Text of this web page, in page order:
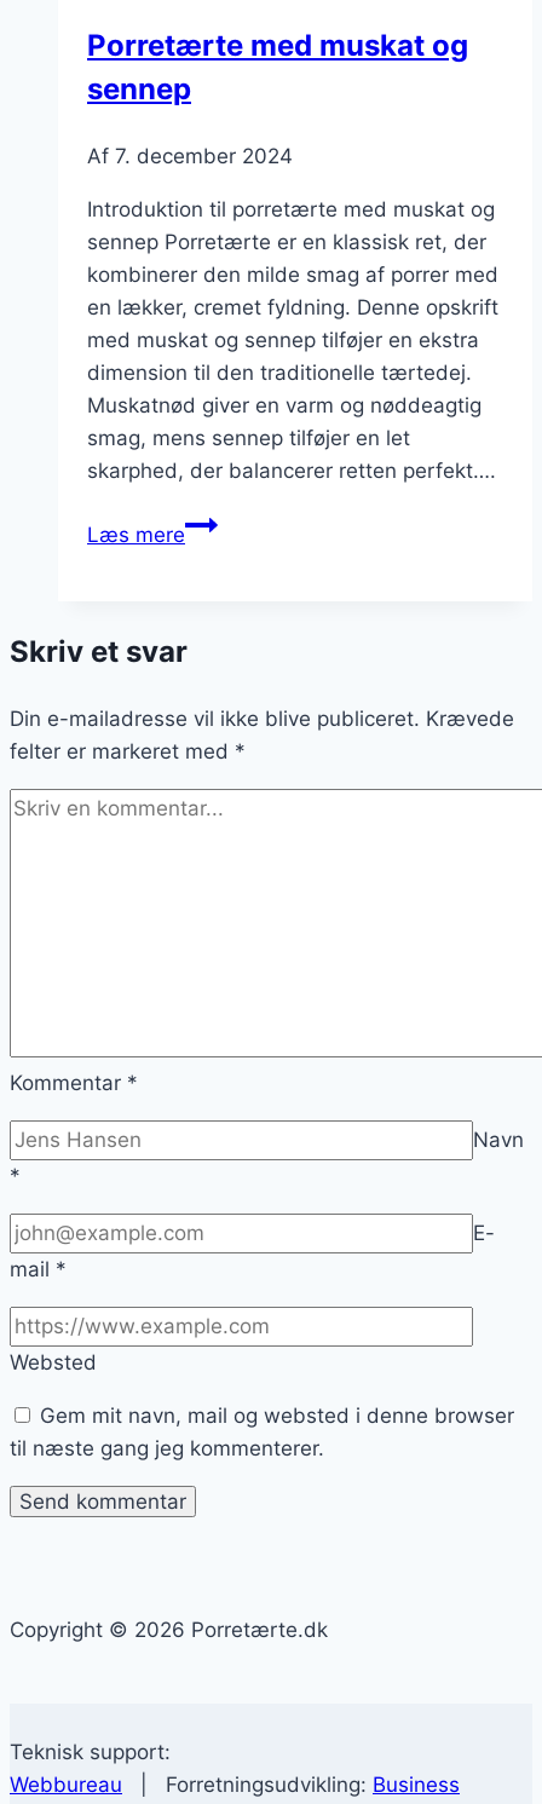
Porretærte med muskat og
sennep
Af 7. december 2024
Introduktion til porretærte med muskat og
sennep Porretærte er en klassisk ret, der
kombinerer den milde smag af porrer med
en lækker, cremet fyldning. Denne opskrift
med muskat og sennep tilføjer en ekstra
dimension til den traditionelle tærtedej.
Muskatnød giver en varm og nøddeagtig
smag, mens sennep tilføjer en let
skarphed, der balancerer retten perfekt….
Læs merePorretærte
sennep
Skriv et svar
Din e-mailadresse vil ikke blive publiceret. Krævede
felter er markeret med *
Kommentar *
Navn
*
E-
mail *
Websted
Gem mit navn, mail og websted i denne browser
til næste gang jeg kommenterer.
Copyright © 2026 Porretærte.dk
Teknisk support:
Webbureau | Forretningsudvikling: Business